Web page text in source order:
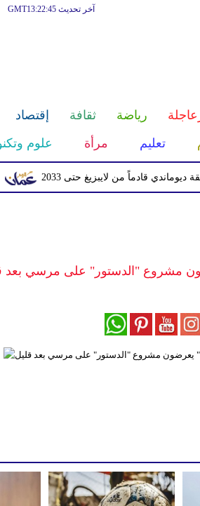
آخر تحديث GMT13:22:45
رياضة ثقافة إقتصاد
تعليم مرأة علوم
إصابة 11 مدنياً في نجران جراء اعتداءات حوثية بالمقذوفات من لايبزيغ حتى 2033
مشروع "الدستور" على مرسي بعد